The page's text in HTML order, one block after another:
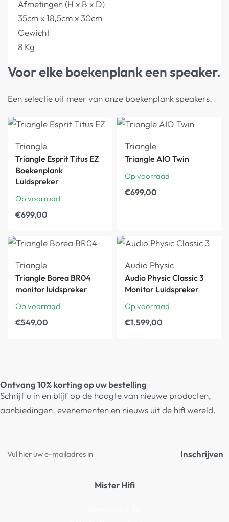
Afmetingen (H x B x D)
35cm x 18,5cm x 30cm
Gewicht
8 Kg
Voor elke boekenplank een speaker.
Een selectie uit meer van onze boekenplank speakers.
Triangle
Triangle Esprit Titus EZ
Boekenplank
Luidspreker
Op voorraad
€699,00
Triangle
Triangle AIO Twin
Op voorraad
€699,00
Triangle
Triangle Borea BR04
monitor luidspreker
Op voorraad
€549,00
Audio Physic
Audio Physic Classic 3
Monitor Luidspreker
Op voorraad
€1.599,00
Ontvang 10% korting op uw bestelling
Schrijf u in en blijf op de hoogte van nieuwe producten,
aanbiedingen, evenementen en nieuws uit de hifi wereld.
Inschrijven
Mister Hifi